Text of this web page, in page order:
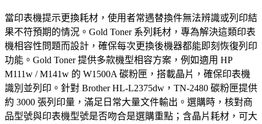
當印表機提示更換耗材，使用者常遇替換件無法辨識或列印結
果不符預期的情況。Gold Toner 系列耗材，專為解決這類印表
機相容性問題而設計，確保每次更換後機器都能即刻恢復列印
功能。Gold Toner 提供多款機型相容方案，例如適用 HP
M111w / M141w 的 W1500A 碳粉匣，搭載晶片，確保印表機
識別並列印。針對 Brother HL-L2375dw，TN-2480 碳粉匣提供
約 3000 張列印量，滿足日常大量文件輸出。選購時，核對商
品型號與印表機型號是否吻合是選購重點；含晶片耗材，可大